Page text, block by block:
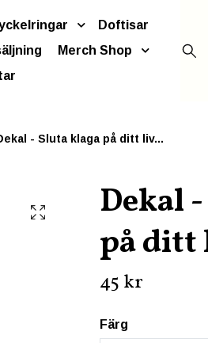
Doftisar
Merch Shop
- Sluta klaga på ditt liv...
Dekal
på ditt
45 kr
Färg